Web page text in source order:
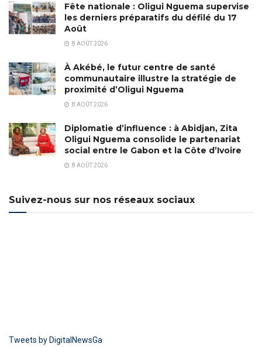
Fête nationale : Oligui Nguema supervise
les derniers préparatifs du défilé du 17
Août
8 AOÛT 2026
À Akébé, le futur centre de santé
communautaire illustre la stratégie de
proximité d’Oligui Nguema
8 AOÛT 2026
Diplomatie d’influence : à Abidjan, Zita
Oligui Nguema consolide le partenariat
social entre le Gabon et la Côte d’Ivoire
8 AOÛT 2026
Suivez-nous sur nos réseaux sociaux
Tweets by DigitalNewsGa